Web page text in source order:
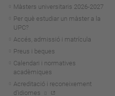
Màsters universitaris 2026-2027
Per què estudiar un màster a la
UPC?
Accés, admissió i matrícula
Preus i beques
Calendari i normatives
acadèmiques
Acreditació i reconeixement
d'idiomes